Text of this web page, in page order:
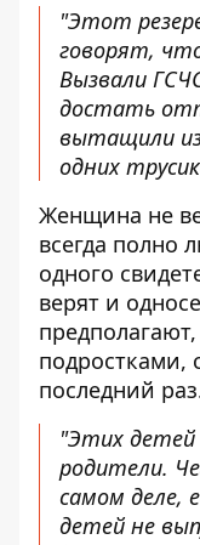
"Этот
говорят,
Вызвали
достать
вытащили
одних
Женщина не
всегда полно
одного
верят и
подростками,
последний
"Этих детей
родители.
самом деле,
детей не